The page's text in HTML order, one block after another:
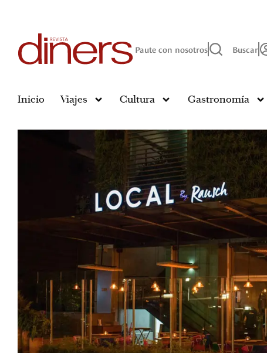
Paute con nosotros Buscar
Inicio Viajes Cultura Gastronomía